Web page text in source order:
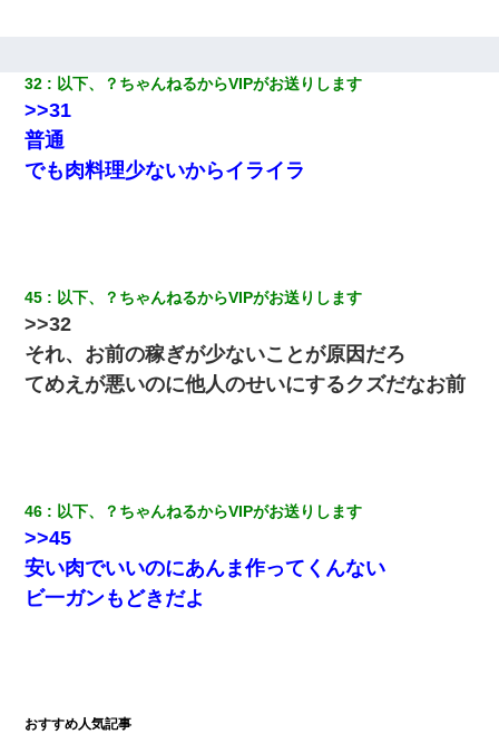
32 以下、？ちゃんねるからVIPがお送りします
>>31
普通
でも肉料理少ないからイライラ
45 以下、？ちゃんねるからVIPがお送りします
>>32
それ、お前の稼ぎが少ないことが原因だろ
てめえが悪いのに他人のせいにするクズだなお前
46 以下、？ちゃんねるからVIPがお送りします
>>45
安い肉でいいのにあんま作ってくんない
ビ一ガンもどきだよ